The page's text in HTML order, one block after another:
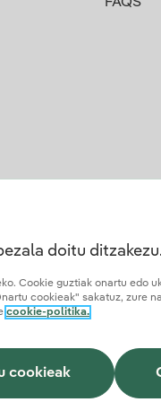
FAQS
Webgune hau
doitu ditzakezu.
Cookie guztiak onartu edo
cookieak" sakatuz, zure
cookie-politika.
cookieak